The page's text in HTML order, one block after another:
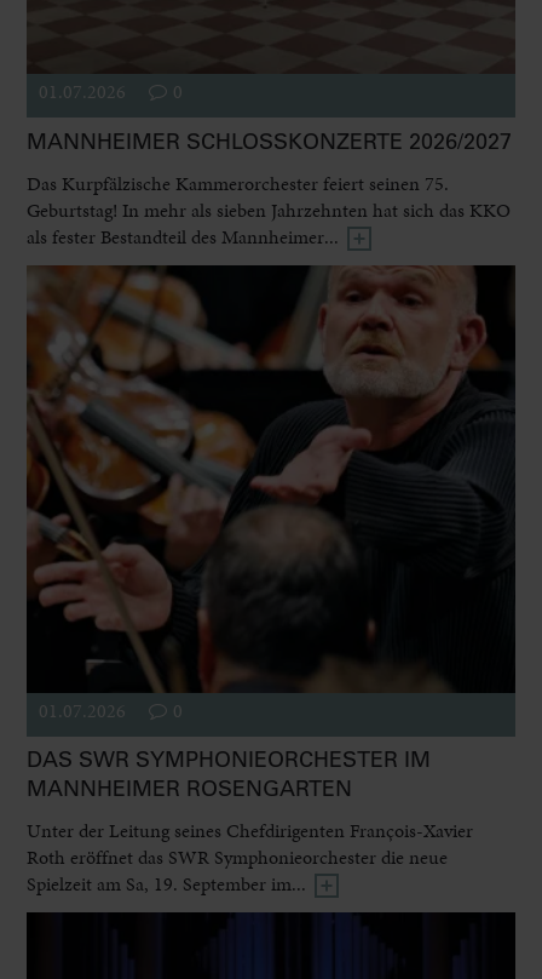
01.07.2026 0
MANNHEIMER SCHLOSSKONZERTE 2026/2027
Das Kurpfälzische Kammerorchester feiert seinen 75.
Geburtstag! In mehr als sieben Jahrzehnten hat sich das KKO
als fester Bestandteil des Mannheimer...
01.07.2026 0
DAS SWR SYMPHONIEORCHESTER IM
MANNHEIMER ROSENGARTEN
Unter der Leitung seines Chefdirigenten François-Xavier
Roth eröffnet das SWR Symphonieorchester die neue
Spielzeit am Sa, 19. September im...